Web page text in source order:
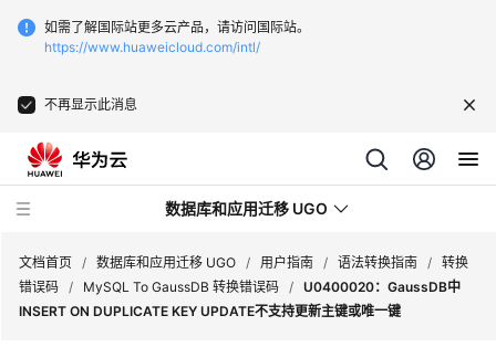
如需了解国际站更多云产品，请访问国际站。
https://www.huaweicloud.com/intl/
不再显示此消息
数据库和应用迁移 UGO
文档首页 / 数据库和应用迁移 UGO / 用户指南 / 语法转换指南 / 转换
错误码 / MySQL To GaussDB 转换错误码 / U0400020：GaussDB中
INSERT ON DUPLICATE KEY UPDATE不支持更新主键或唯一键